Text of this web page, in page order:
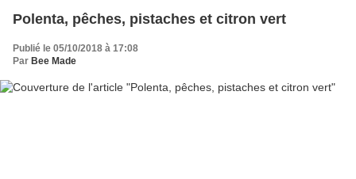
Polenta, pêches, pistaches et citron vert
Publié le 05/10/2018 à 17:08
Par Bee Made